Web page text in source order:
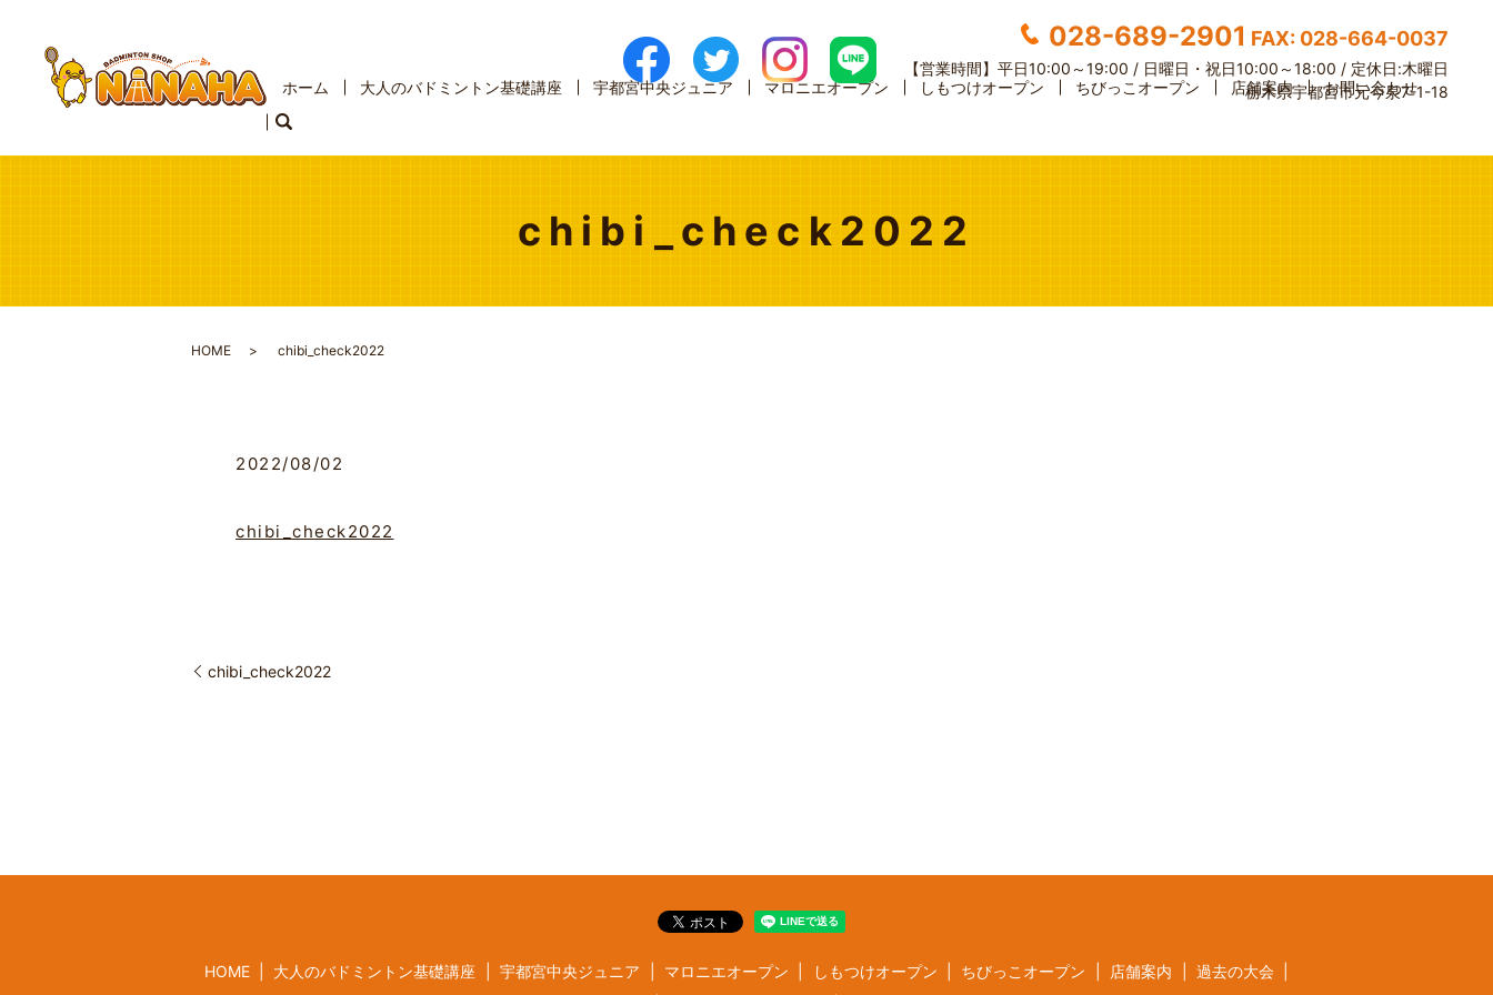
028-689-2901 FAX: 028-664-0037
【営業時間】 平日10:00～19:00 / 日曜日・祝日10:00～18:00 / 定休日:木曜日
栃木県宇都宮市元今泉7-1-18
ホーム 大人のバドミントン基礎講座 宇都宮中央ジュニア マロニエオープン しもつけオープン ちびっこオープン 店舗案内 お問い合わせ
chibi_check2022
HOME chibi_check2022
2022/08/02
chibi_check2022
chibi_check2022
HOME 大人のバドミントン基礎講座 宇都宮中央ジュニア マロニエオープン しもつけオープン ちびっこオープン 店舗案内
過去の大会